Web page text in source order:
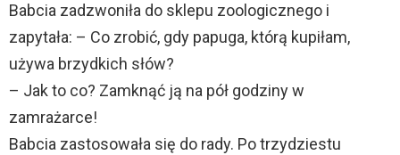
Babcia zadzwoniła do sklepu zoologicznego i
zapytała: – Co zrobić, gdy papuga, którą kupiłam,
używa brzydkich słów?
– Jak to co? Zamknąć ją na pół godziny w
zamrażarce!
Babcia zastosowała się do rady. Po trzydziestu